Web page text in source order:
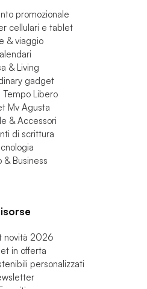
promozionale
cellulari e tablet
& viaggio
& Living
gadget
Tempo Libero
Mv Agusta
& Accessori
di scrittura
& Business
novità 2026
in offerta
personalizzati